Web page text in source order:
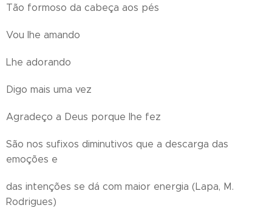
Tão formoso da cabeça aos pés
Vou lhe amando
Lhe adorando
Digo mais uma vez
Agradeço a Deus porque lhe fez
São nos sufixos diminutivos que a descarga das
emoções e
das intenções se dá com maior energia (Lapa, M.
Rodrigues)